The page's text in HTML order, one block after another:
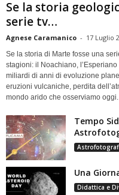
Se la storia
serie tv…
Agnese Caramanico - 17 Luglio
Se la storia di Marte fosse una
stagioni: il Noachiano,
miliardi di anni di evoluzione
eruzioni vulcaniche, perdita
mondo arido che osserviamo oggi.
Tempo
Una
Didattica e